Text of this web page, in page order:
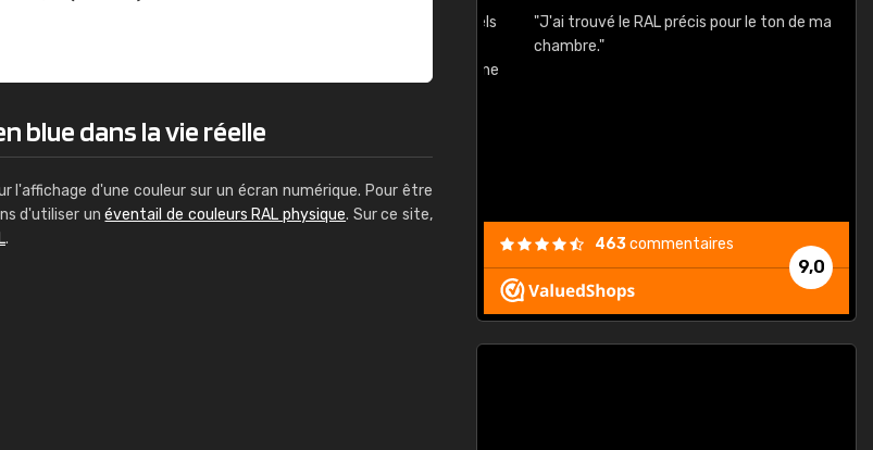
blue dans la vie réelle
l'affichage d'une couleur sur un écran numérique. Pour être
d'utiliser unéventail de couleurs RAL physique. Sur ce site,
.
"J'ai trouvé le RAL précis pour le ton de ma
chambre."
9,0
463commentaires